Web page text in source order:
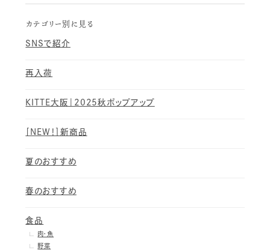
カテゴリー別に見る
SNSで紹介
再入荷
KITTE大阪｜2025秋ポップアップ
［NEW！］新商品
夏のおすすめ
春のおすすめ
食品
肉・魚
野菜